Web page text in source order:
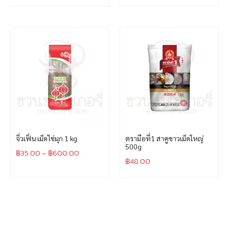
จิ่วเฟิ่น เม็ดไข่มุก 1 kg
฿35.00– ฿600.00
ตรามือที่1 สาคูขาวเม็ดใหญ่
500g
฿48.00